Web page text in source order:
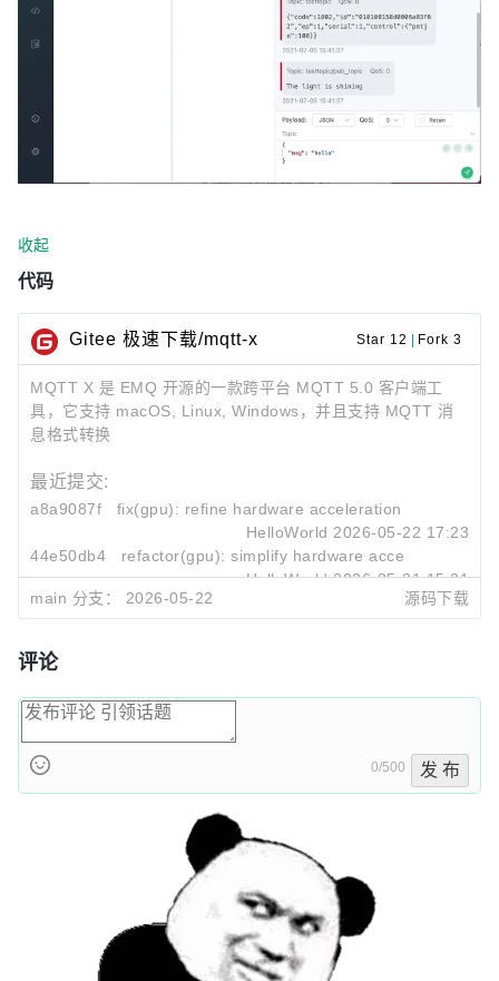
收起
代码
Gitee 极速下载/mqtt-x Star 12 Fork 3
MQTT X 是 EMQ 开源的一款跨平台 MQTT 5.0 客户端工
具，它支持 macOS, Linux, Windows，并且支持 MQTT 消
息格式转换
最近提交:
a8a9087f
fix(gpu): refine hardware acceleration setting
HelloWorld 2026-05-22 17:23
44e50db4
refactor(gpu): simplify hardware acceleration
HelloWorld 2026-05-21 15:31
ed34605e
refactor(gpu): remove legacy migration code
main 分支： 2026-05-22 源码下载
评论
0/500 发 布